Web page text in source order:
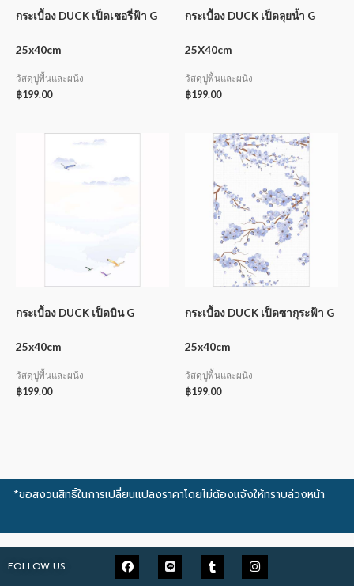
กระเบื้อง DUCK เป็ดเชอรี่ฟ้า G
25x40cm
วัสดุปูพื้นและผนัง
฿199.00
กระเบื้อง DUCK เป็ดลุยน้ำ G
25X40cm
วัสดุปูพื้นและผนัง
฿199.00
กระเบื้อง DUCK เป็ดบิน G
25x40cm
วัสดุปูพื้นและผนัง
฿199.00
กระเบื้อง DUCK เป็ดซากุระฟ้า G
25x40cm
วัสดุปูพื้นและผนัง
฿199.00
*ขอสงวนสิทธิ์ในการเปลี่ยนแปลงราคาโดยไม่ต้องแจ้งให้ทราบล่วงหน้า
FOLLOW US :